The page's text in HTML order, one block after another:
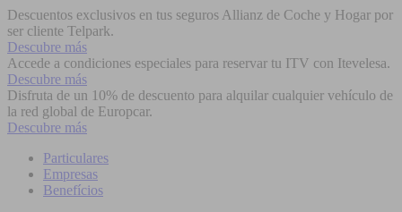
Descuentos exclusivos en tus seguros Allianz de Coche y Hogar por
ser cliente Telpark.
Descubre más
Accede a condiciones especiales para reservar tu ITV con Itevelesa.
Descubre más
Disfruta de un 10% de descuento para alquilar cualquier vehículo de
la red global de Europcar.
Descubre más
Particulares
Empresas
Benefícios